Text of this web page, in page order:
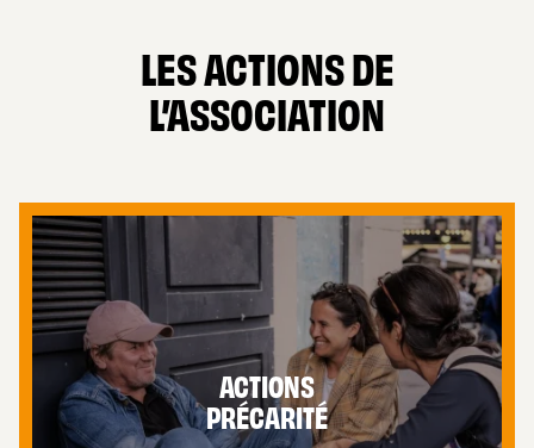
LES ACTIONS DE
L’ASSOCIATION
ACTIONS
PRÉCARITÉ